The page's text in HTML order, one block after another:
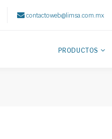
contactoweb@limsa.com.mx
PRODUCTOS